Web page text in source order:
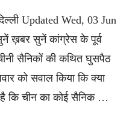
Updated Wed, 03 Jun
ख़बर सुनें कांग्रेस के पूर्व
सैनिकों की कथित घुसपैठ
को सवाल किया कि क्या
कि चीन का कोई सैनिक …